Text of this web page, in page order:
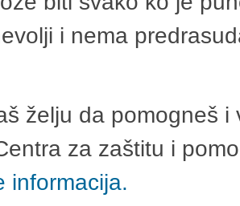
i nema
želju da pomogneš
za zaštitu i
informacija.